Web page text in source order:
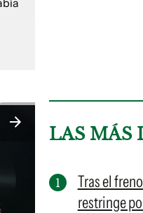
LAS MÁS
Tras el
restringe